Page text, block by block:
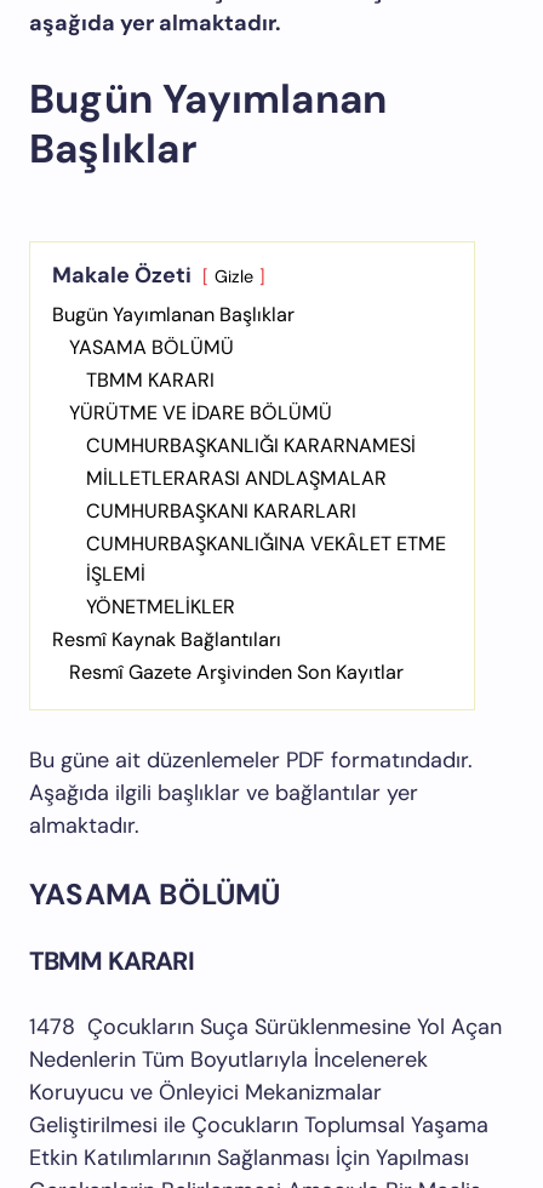
aşağıda yer almaktadır.
Bugün Yayımlanan
Başlıklar
Makale Özeti Gizle
Bugün Yayımlanan Başlıklar
YASAMA BÖLÜMÜ
TBMM KARARI
YÜRÜTME VE İDARE BÖLÜMÜ
CUMHURBAŞKANLIĞI KARARNAMESİ
MİLLETLERARASI ANDLAŞMALAR
CUMHURBAŞKANI KARARLARI
CUMHURBAŞKANLIĞINA VEKÂLET ETME
İŞLEMİ
YÖNETMELİKLER
Resmî Kaynak Bağlantıları
Resmî Gazete Arşivinden Son Kayıtlar
Bu güne ait düzenlemeler PDF formatındadır.
Aşağıda ilgili başlıklar ve bağlantılar yer
almaktadır.
YASAMA BÖLÜMÜ
TBMM KARARI
1478 Çocukların Suça Sürüklenmesine Yol Açan
Nedenlerin Tüm Boyutlarıyla İncelenerek
Koruyucu ve Önleyici Mekanizmalar
Geliştirilmesi ile Çocukların Toplumsal Yaşama
Etkin Katılımlarının Sağlanması İçin Yapılması